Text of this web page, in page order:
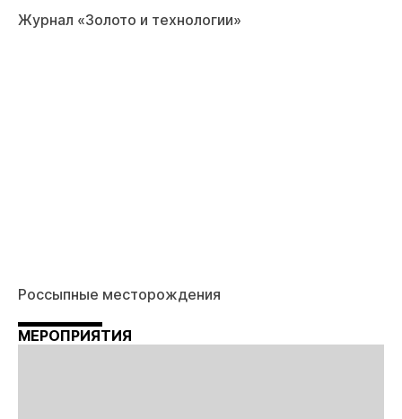
Журнал «Золото и технологии»
Россыпные месторождения
МЕРОПРИЯТИЯ